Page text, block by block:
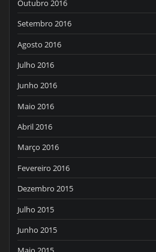
Outubro 2016
Setembro 2016
Agosto 2016
Julho 2016
Junho 2016
Maio 2016
Abril 2016
Março 2016
Fevereiro 2016
Dezembro 2015
Julho 2015
Junho 2015